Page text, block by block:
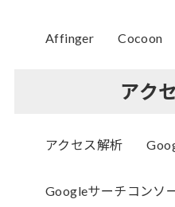
Affinger Cocoon
アク
アクセス解析
Googleサーチコンソ